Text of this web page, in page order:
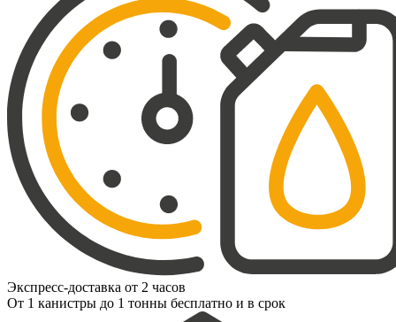
Экспресс-доставка от 2 часов
От 1 канистры до 1 тонны бесплатно и в срок